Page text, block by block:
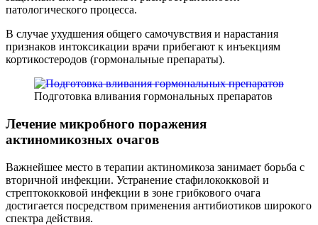
патологического процесса.
В случае ухудшения общего самочувствия и нарастания
признаков интоксикации врачи прибегают к инъекциям
кортикостеродов (гормональные препараты).
Подготовка вливания гормональных препаратов
Лечение микробного поражения
актиномикозных очагов
Важнейшее место в терапии актиномикоза занимает борьба с
вторичной инфекции. Устранение стафилококковой и
стрептококковой инфекции в зоне грибкового очага
достигается посредством применения антибиотиков широкого
спектра действия.